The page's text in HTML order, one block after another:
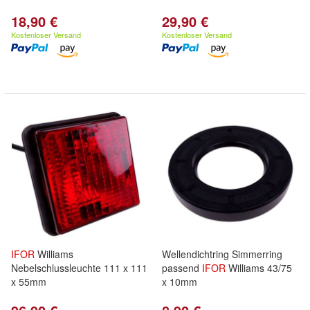
18,90 €
Kostenloser Versand
29,90 €
Kostenloser Versand
IFOR Williams
Nebelschlussleuchte 111 x 111
x 55mm
Wellendichtring Simmerring
passend IFOR Williams 43/75
x 10mm